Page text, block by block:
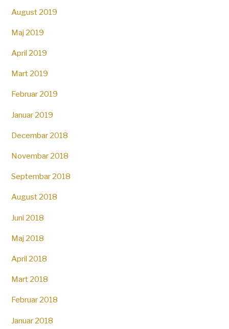
August 2019
Maj 2019
April 2019
Mart 2019
Februar 2019
Januar 2019
Decembar 2018
Novembar 2018
Septembar 2018
August 2018
Juni 2018
Maj 2018
April 2018
Mart 2018
Februar 2018
Januar 2018